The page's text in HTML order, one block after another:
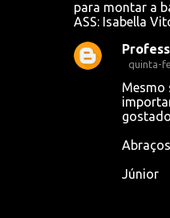
para montar a
ASS: Isabella
quinta-
Mesmo
Júnior